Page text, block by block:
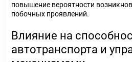
повышение вероятности
побочных проявлений.
Влияние на
автотранспорта и